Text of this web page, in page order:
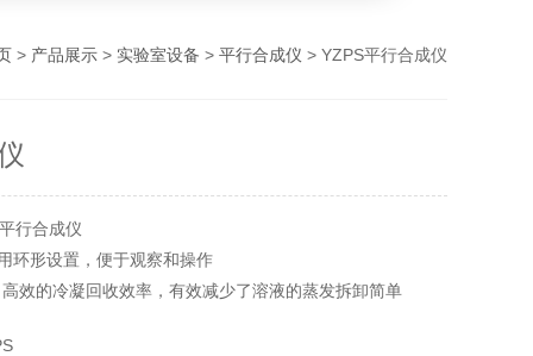
> 产品展示 > 实验室设备 > 平行合成仪 > YZPS平行合成仪
行合成仪
环形设置，便于观察和操作
效的冷凝回收效率，有效减少了溶液的蒸发拆卸简单